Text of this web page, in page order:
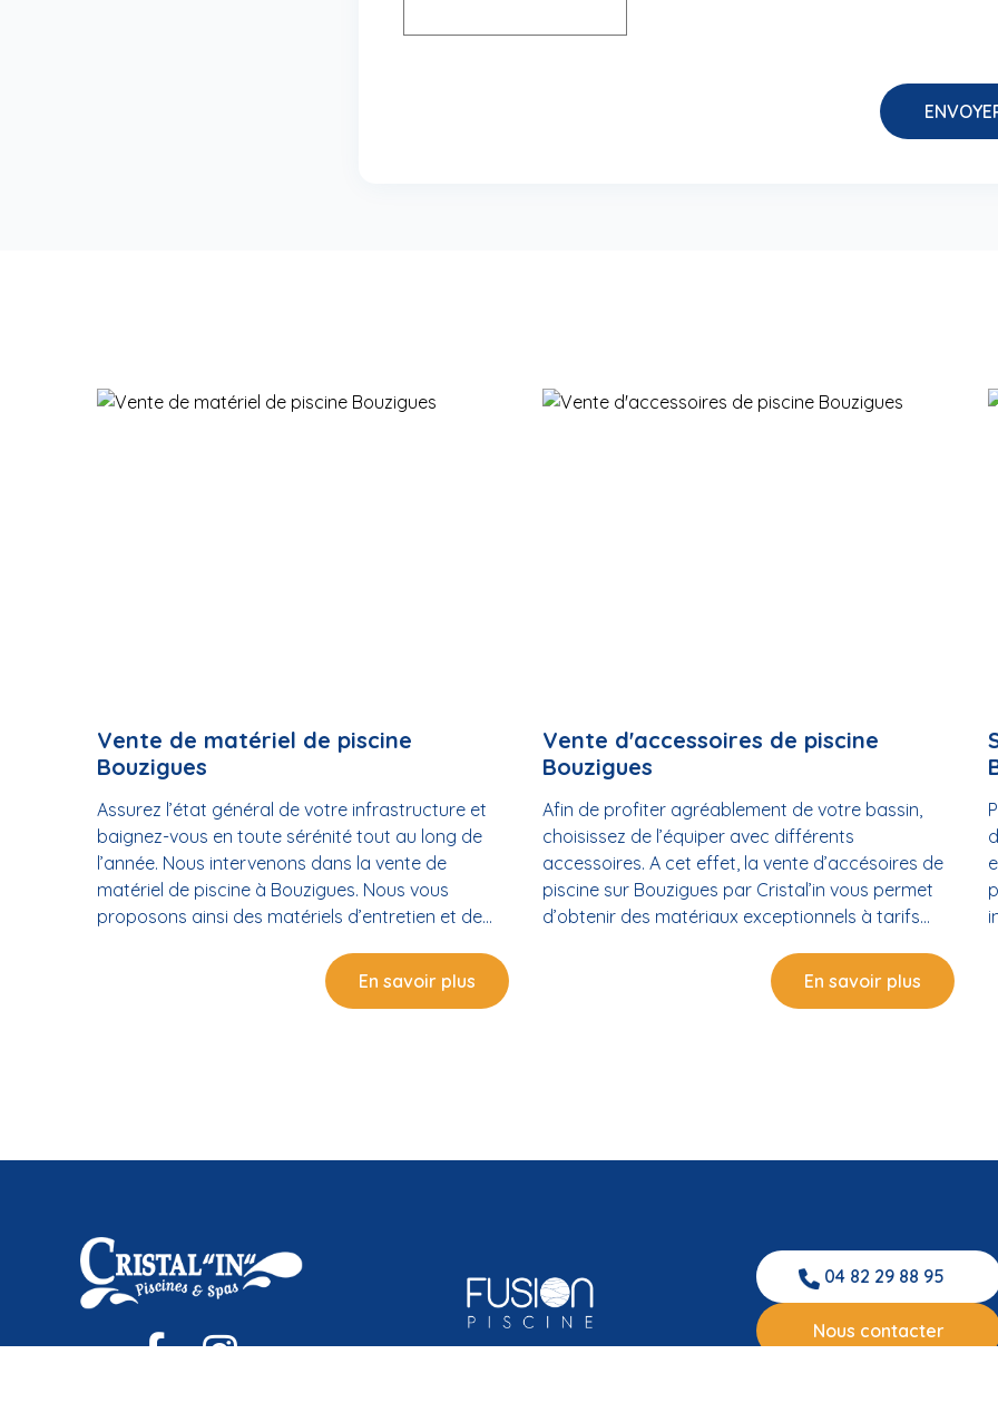
Vente de matériel de piscine
Bouzigues
Assurez l’état général de votre infrastructure et
baignez-vous en toute sérénité tout au long de
l’année. Nous intervenons dans la vente de
matériel de piscine à Bouzigues. Nous vous
proposons ainsi des matériels d’entretien et de
adaptés à votre piscine Veillez à la propreté de
l’eau et au confort de votre piscine à l’aide de nos
et la rénovation de votre bassin d’eau, qu’il soit
vous proposer les matériels et accessoires pour
votre piscine. Pour veiller à votre confort, nous
proposons des volets roulants pour votre bassin.
Nous mettons également à votre disposition un
système d’automatisation. Ce dernier vous
En savoir plus
Vente d'accessoires de piscine
Bouzigues
Afin de profiter agréablement de votre bassin,
choisissez de l’équiper avec différents
accessoires. A cet effet, la vente d’accésoires de
piscine sur Bouzigues par Cristal’in vous permet
d’obtenir des matériaux exceptionnels à tarifs
mieux aménager votre bassin d’eau Un
aménagement de votre piscine vous assure un
votre piscine. Nous avons pour vous différents
de passer un agréable moment dans l’eau. Des
accessoires de marque Notre partenariat avec
de nombreux leaders dans le domaine de la
piscine nous permet d’obtenir une sélection de
En savoir plus
04 82 29 88 95
Nous contacter